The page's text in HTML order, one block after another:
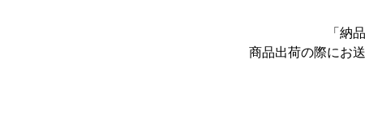
「納
商品出荷の際にお